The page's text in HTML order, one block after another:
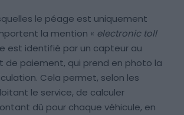
le péage est uniquement
la mention « electronic toll
est identifié par un capteur au
de paiement, qui prend en photo la
Cela permet, selon les
le service, de calculer
dû pour chaque véhicule, en